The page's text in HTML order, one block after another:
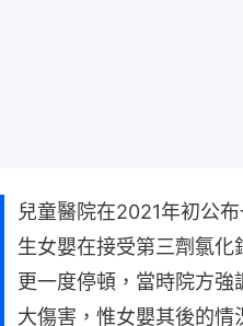
兒童醫院在2021年初公
生女嬰在接受第三劑氯
更一度停頓，當時院方
大傷害，惟女嬰其後的